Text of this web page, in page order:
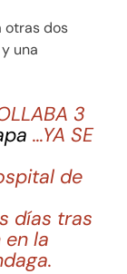
otras dos
una
3
…YA SE
de
días tras
la